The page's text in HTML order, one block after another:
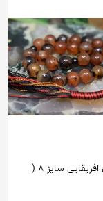
تسبیح عقیق افریقایی سایز 8 (